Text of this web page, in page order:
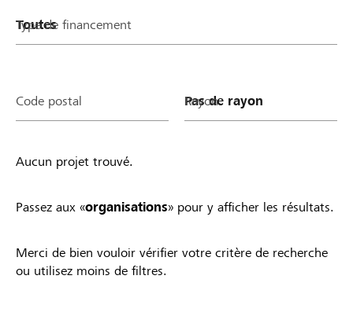
Type de financement
Code postal Rayon
Aucun projet trouvé.
Passez aux «organisations» pour y afficher les résultats.
Merci de bien vouloir vérifier votre critère de recherche
ou utilisez moins de filtres.